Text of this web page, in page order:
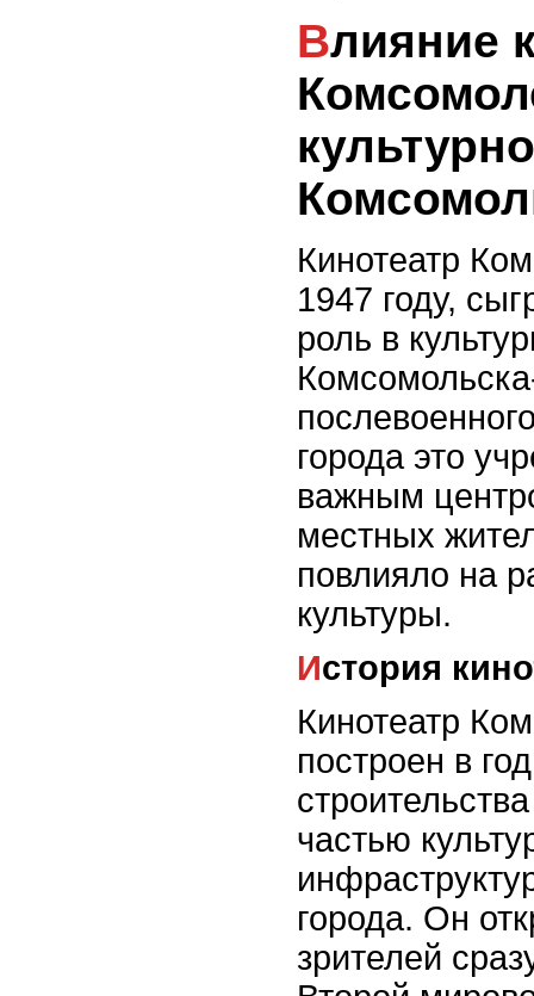
Влияние кинотеатра
Кинотеатр
1947 году,
роль в
города это
важным
местных
повлияло на
культуры.
История
Кинотеатр
построен в
частью
города. Он
зрителей